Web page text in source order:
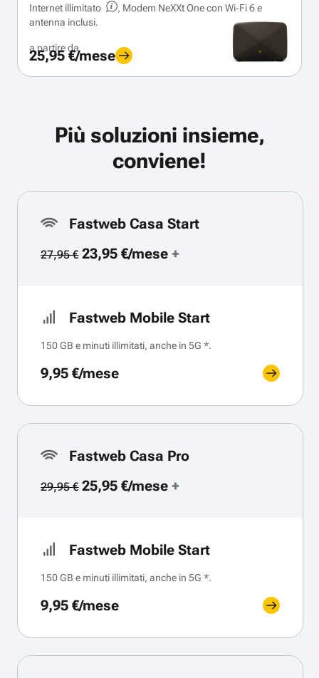
Internet illimitato
, Modem NeXXt One con Wi‑Fi 6 e
antenna inclusi.
a partire da
25,95 €/mese
Più soluzioni insieme,
conviene!
Fastweb Casa Start
27,95 €23,95 €/mese+
Fastweb Mobile Start
150 GB e minuti illimitati, anche in 5G *.
9,95 €/mese
Fastweb Casa Pro
29,95 €25,95 €/mese+
Fastweb Mobile Start
150 GB e minuti illimitati, anche in 5G *.
9,95 €/mese